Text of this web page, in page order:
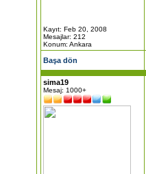
Kayıt: Feb 20, 2008
Mesajlar: 212
Konum: Ankara
Başa dön
sima19
Mesaj: 1000+